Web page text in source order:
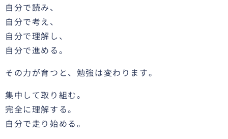
自分で読み、
自分で考え、
自分で理解し、
自分で進める。
その力が育つと、勉強は変わります。
集中して取り組む。
完全に理解する。
自分で走り始める。